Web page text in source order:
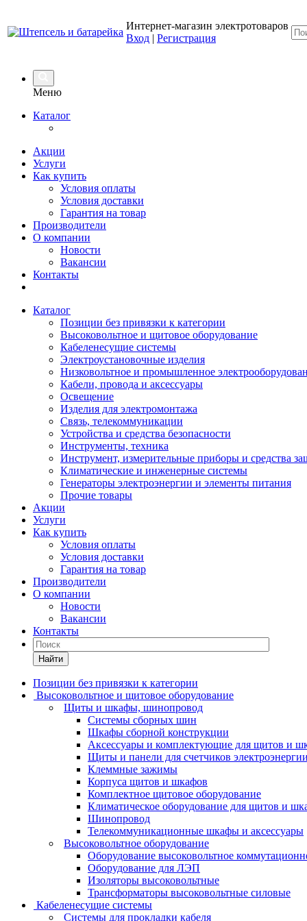
Интернет-магазин электротоваров
Вход | Регистрация
Меню
Каталог
Акции
Услуги
Как купить
Условия оплаты
Условия доставки
Гарантия на товар
Производители
О компании
Новости
Вакансии
Контакты
Каталог
Позиции без привязки к категории
Высоковольтное и щитовое оборудование
Кабеленесущие системы
Электроустановочные изделия
Низковольтное и промышленное
Кабели, провода и аксессуары
Освещение
Изделия для электромонтажа
Связь, телекоммуникации
Устройства и средства безопасности
Инструменты, техника
Инструмент, измерительные приборы и средства
Климатические и инженерные системы
Генераторы электроэнергии и элементы питания
Прочие товары
Акции
Услуги
Как купить
Условия оплаты
Условия доставки
Гарантия на товар
Производители
О компании
Новости
Вакансии
Контакты
Найти
Позиции без привязки к категории
Высоковольтное и щитовое оборудование
Щиты и шкафы, шинопровод
Системы сборных шин
Шкафы сборной конструкции
Аксессуары и комплектующие для щитов и
Щиты и панели для счетчиков электроэнергии
Клеммные зажимы
Корпуса щитов и шкафов
Комплектное щитовое оборудование
Климатическое оборудование для щитов и
Шинопровод
Телекоммуникационные шкафы и аксессуары
Высоковольтное оборудование
Оборудование высоковольтное
Оборудование для ЛЭП
Изоляторы высоковольтные
Трансформаторы высоковольтные силовые
Кабеленесущие системы
Системы для прокладки кабеля